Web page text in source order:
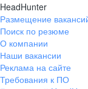
HeadHunter
Размещение
Поиск по резюме
О компании
Наши вакансии
Реклама на сайте
Требования к ПО